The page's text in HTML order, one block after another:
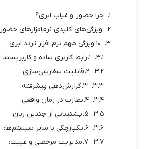
چرا حضور و غیاب ابری؟
ویژگی‌های کلیدی نرم‌افزارهای
10 ویژگی مهم نرم افزار تردد ابری
۱. رابط کاربری ساده و کاربرپسند:
۲. قابلیت سفارشی‌سازی:
۳. گزارش‌دهی پیشرفته:
۴. نظارت در زمان واقعی:
۵. پشتیبانی از چندین زبان:
۶. یکپارچگی با سایر سیستم‌ها:
۷. مدیریت مرخصی و غیبت: